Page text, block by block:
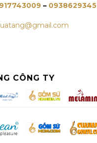
– 0938629345
CÔNG TY